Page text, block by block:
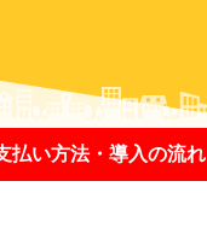
払い方法・導入の流れ